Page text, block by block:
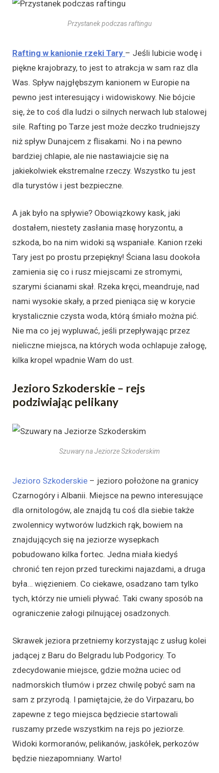
Przystanek podczas raftingu
Rafting w kanionie rzeki Tary – Jeśli lubicie wodę i
piękne krajobrazy, to jest to atrakcja w sam raz dla
Was. Spływ najgłębszym kanionem w Europie na
pewno jest interesujący i widowiskowy. Nie bójcie
się, że to coś dla ludzi o silnych nerwach lub stalowej
sile. Rafting po Tarze jest może deczko trudniejszy
niż spływ Dunajcem z flisakami. No i na pewno
bardziej chlapie, ale nie nastawiajcie się na
jakiekolwiek ekstremalne rzeczy. Wszystko tu jest
dla turystów i jest bezpieczne.
A jak było na spływie? Obowiązkowy kask, jaki
dostałem, niestety zasłania masę horyzontu, a
szkoda, bo na nim widoki są wspaniałe. Kanion rzeki
Tary jest po prostu przepiękny! Ściana lasu dookoła
zamienia się co i rusz miejscami ze stromymi,
szarymi ścianami skał. Rzeka kręci, meandruje, nad
nami wysokie skały, a przed pieniąca się w korycie
krystalicznie czysta woda, którą śmiało można pić.
Nie ma co jej wypluwać, jeśli przepływając przez
nieliczne miejsca, na których woda ochlapuje załogę,
kilka kropel wpadnie Wam do ust.
Jezioro Szkoderskie – rejs
podziwiając pelikany
Szuwary na Jeziorze Szkoderskim
Jezioro Szkoderskie – jezioro położone na granicy
Czarnogóry i Albanii. Miejsce na pewno interesujące
dla ornitologów, ale znajdą tu coś dla siebie także
zwolennicy wytworów ludzkich rąk, bowiem na
znajdujących się na jeziorze wysepkach
pobudowano kilka fortec. Jedna miała kiedyś
chronić ten rejon przed tureckimi najazdami, a druga
była… więzieniem. Co ciekawe, osadzano tam tylko
tych, którzy nie umieli pływać. Taki cwany sposób na
ograniczenie załogi pilnującej osadzonych.
Skrawek jeziora przetniemy korzystając z usług kolei
jadącej z Baru do Belgradu lub Podgoricy. To
zdecydowanie miejsce, gdzie można uciec od
nadmorskich tłumów i przez chwilę pobyć sam na
sam z przyrodą. I pamiętajcie, że do Virpazaru, bo
zapewne z tego miejsca będziecie startowali
ruszamy przede wszystkim na rejs po jeziorze.
Widoki kormoranów, pelikanów, jaskółek, perkozów
będzie niezapomniany. Warto!